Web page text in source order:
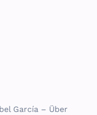
García – Über